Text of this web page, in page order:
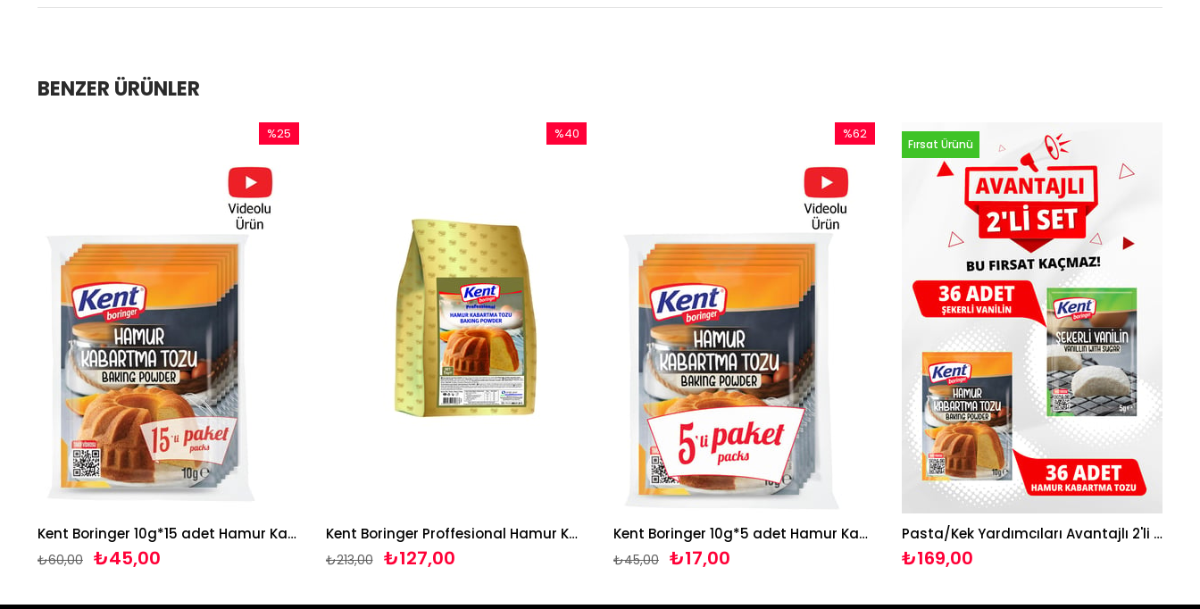
BENZER ÜRÜNLER
Kent Boringer 10g*15 adet Hamur Kabartma Tozu
₺45,00
₺60,00
%25
%25İndirim
Kent Boringer Proffesional Hamur Kabartma Tozu 1 Kg
₺127,00
₺213,00
%40
Kent Boringer 10g*5 adet Hamur Kabartma Tozu
₺17,00
₺45,00
%62
%62İndirim
Pasta/Kek Yardımcıları Avantajlı 2'li Set(5gr 36 Ad. Hamur Kabartma Tozu-5gr 36 Ad. Şekerli Vanilin)
₺169,00
Fırsat Ürünü